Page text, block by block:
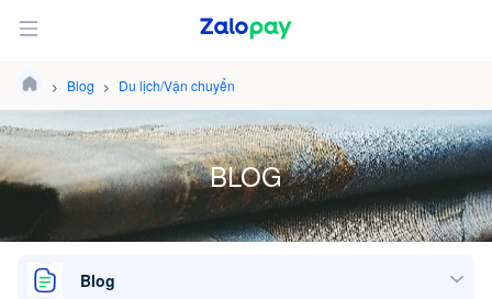
Blog Du lịch/Vận chuyển
BLOG
Blog